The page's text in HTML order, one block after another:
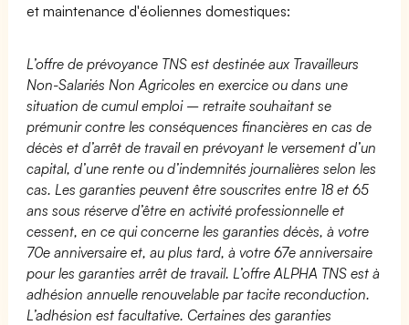
et maintenance d'éoliennes domestiques:
L’offre de prévoyance TNS est destinée aux Travailleurs
Non-Salariés Non Agricoles en exercice ou dans une
situation de cumul emploi – retraite souhaitant se
prémunir contre les conséquences financières en cas de
décès et d’arrêt de travail en prévoyant le versement d’un
capital, d’une rente ou d’indemnités journalières selon les
cas. Les garanties peuvent être souscrites entre 18 et 65
ans sous réserve d’être en activité professionnelle et
cessent, en ce qui concerne les garanties décès, à votre
70e anniversaire et, au plus tard, à votre 67e anniversaire
pour les garanties arrêt de travail. L’offre ALPHA TNS est à
adhésion annuelle renouvelable par tacite reconduction.
L’adhésion est facultative. Certaines des garanties